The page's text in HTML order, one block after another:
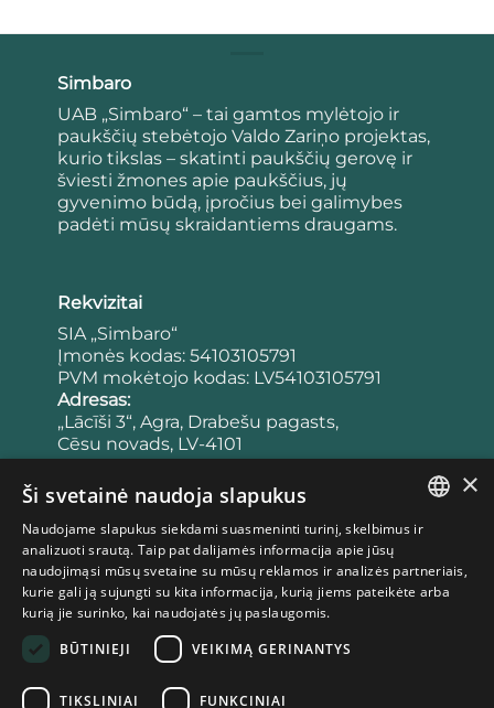
Simbaro
UAB „Simbaro“ – tai gamtos mylėtojo ir
paukščių stebėtojo Valdo Zariņo projektas,
kurio tikslas – skatinti paukščių gerovę ir
šviesti žmones apie paukščius, jų
gyvenimo būdą, įpročius bei galimybes
padėti mūsų skraidantiems draugams.
Rekvizitai
SIA „Simbaro“
Įmonės kodas: 54103105791
PVM mokėtojo kodas: LV54103105791
Adresas:
„Lācīši 3“, Agra, Drabešu pagasts,
Cēsu novads, LV-4101
Bankas:
Sąskaitos numeris:
LV65UNLA0050023953443
Banko kodas: UNLALV2X
Privatumo politika
Pirkimo taisyklės
ESTONIAN
×
Ši svetainė naudoja slapukus
Naudojame slapukus siekdami suasmeninti turinį, skelbimus ir
analizuoti srautą. Taip pat dalijamės informacija apie jūsų
naudojimąsi mūsų svetaine su mūsų reklamos ir analizės partneriais,
kurie gali ją sujungti su kita informacija, kurią jiems pateikėte arba
kurią jie surinko, kai naudojatės jų paslaugomis.
BŪTINIEJI
VEIKIMĄ GERINANTYS
TIKSLINIAI FUNKCINIAI